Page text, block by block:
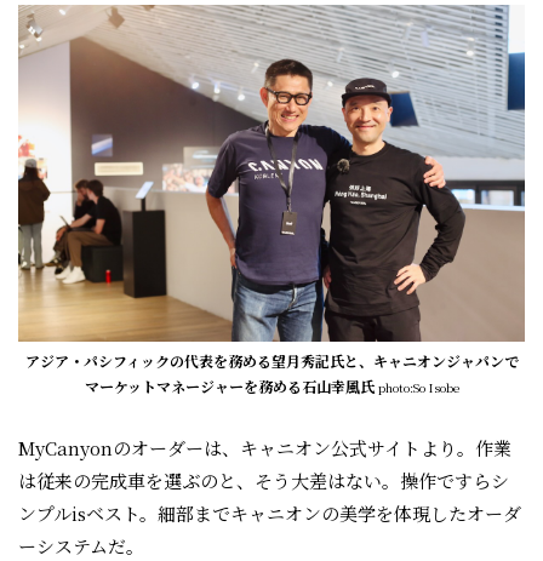
アジア・パシフィックの代表を務める望月秀記氏と、キャニオンジャパンで
マーケットマネージャーを務める石山幸風氏 photo:So Isobe
MyCanyonのオーダーは、キャニオン公式サイトより。作業
は従来の完成車を選ぶのと、そう大差はない。操作ですらシ
ンプルisベスト。細部までキャニオンの美学を体現したオーダ
ーシステムだ。